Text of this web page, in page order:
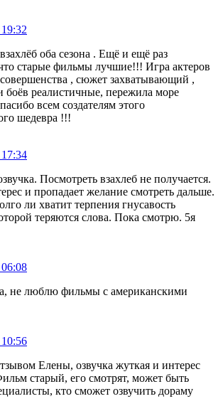
оба сезона . Ещё и ещё раз
старые фильмы лучшие!!! Игра актеров
, сюжет захватывающий ,
боёв реалистичные, пережила море
всем создателям этого
шедевра !!!
Посмотреть взахлеб не получается.
и пропадает желание смотреть дальше.
ли хватит терпения гнусавость
теряются слова. Пока смотрю. 5я
не люблю фильмы с американскими
Елены, озвучка жуткая и интерес
старый, его смотрят, может быть
кто сможет озвучить дораму